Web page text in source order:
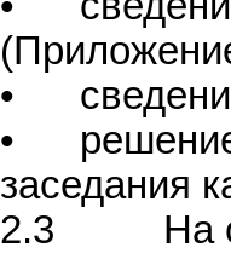
•
•
заседания
2.3 На